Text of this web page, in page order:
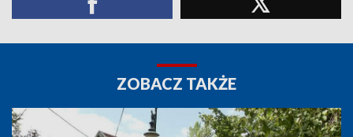
ZOBACZ TAKŻE